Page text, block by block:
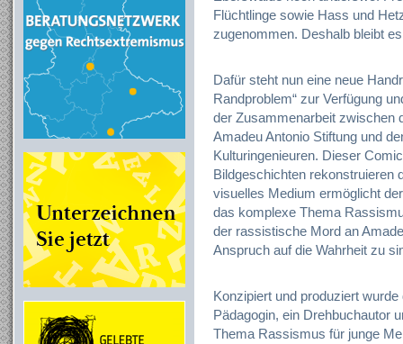
Flüchtlinge sowie Hass und
zugenommen. Deshalb bleibt
Dafür steht nun eine neue
Randproblem“ zur Verfügung
der Zusammenarbeit zwischen
Amadeu Antonio Stiftung und
Kulturingenieuren. Dieser
Bildgeschichten rekonstruieren
visuelles Medium ermöglicht
das komplexe Thema
der rassistische Mord an
Anspruch auf die Wahrheit zu
Konzipiert und produziert
Pädagogin, ein Drehbuchautor
Thema Rassismus für junge